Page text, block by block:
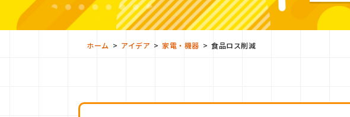
ホーム > アイデア > 家電・機器 > 食品ロス削減